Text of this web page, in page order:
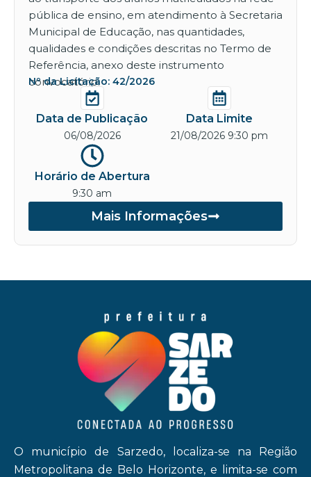
pública de ensino, em atendimento à Secretaria
Municipal de Educação, nas quantidades,
qualidades e condições descritas no Termo de
Referência, anexo deste instrumento
convocatório.
Nº da Licitação: 42/2026
Data de Publicação
06/08/2026
Data Limite
21/08/2026 9:30 pm
Horário de Abertura
9:30 am
Mais Informações
O município de Sarzedo, localiza-se na Região
Metropolitana de Belo Horizonte, e limita-se com